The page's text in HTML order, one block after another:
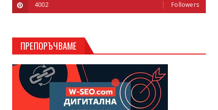
4002 Followers
ПРЕПОРЪЧВАМЕ